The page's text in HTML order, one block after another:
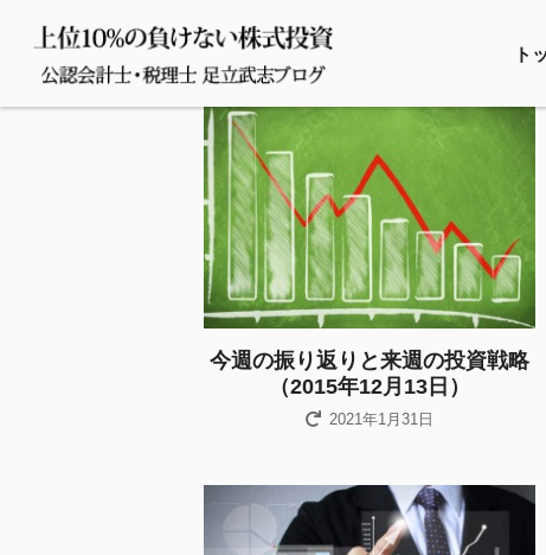
ト
今週の振り返りと来週の投資戦略
（2015年12月13日）
2021年1月31日